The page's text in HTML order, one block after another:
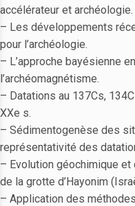
accélérateur et archéologie.
– Les développements
pour l’archéologie.
– L’approche bayésienne
l’archéomagnétisme.
– Datations au 137Cs,
XXe s.
– Sédimentogenèse des
représentativité des
– Evolution géochimique
de la grotte d’Hayonim
– Application des